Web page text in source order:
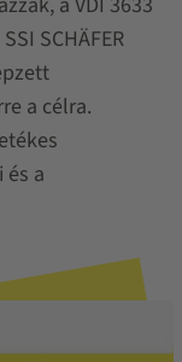
SCHÄFER
a célra.
a